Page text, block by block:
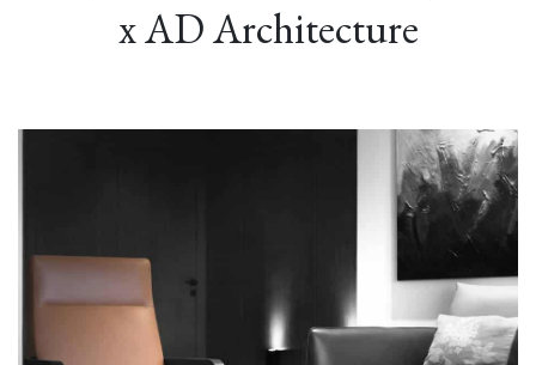
x AD Architecture